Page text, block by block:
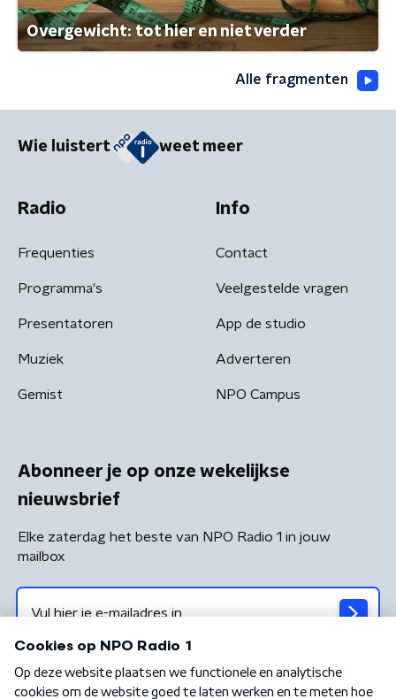
Overgewicht: tot hier en niet verder
Alle fragmenten
Wie luistert weet meer
Radio
Frequenties
Programma's
Presentatoren
Muziek
Gemist
Info
Contact
Veelgestelde vragen
App de studio
Adverteren
NPO Campus
Abonneer je op onze wekelijkse
nieuwsbrief
Elke zaterdag het beste van NPO Radio 1 in jouw
mailbox